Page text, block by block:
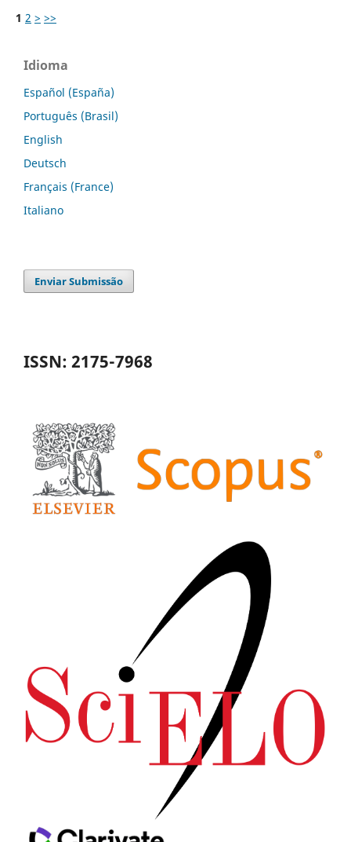
1 2 > >>
Idioma
Español (España)
Português (Brasil)
English
Deutsch
Français (France)
Italiano
Enviar Submissão
ISSN: 2175-7968